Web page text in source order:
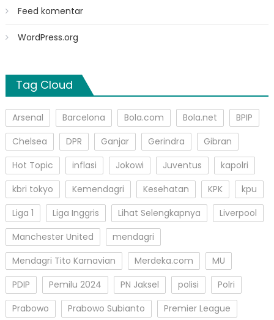
Feed komentar
WordPress.org
Tag Cloud
Arsenal Barcelona Bola.com Bola.net
BPIP
Chelsea
DPR Ganjar Gerindra
Gibran
Hot Topic
inflasi Jokowi Juventus
kapolri
kbri tokyo
Kemendagri Kesehatan KPK
kpu
Liga 1
Liga Inggris Lihat Selengkapnya
Liverpool
Manchester United
mendagri
Mendagri Tito Karnavian
Merdeka.com
MU
PDIP
Pemilu 2024 PN Jaksel polisi
Polri
Prabowo
Prabowo Subianto
Premier League